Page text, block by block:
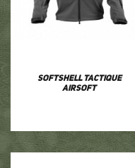
Softshell tactique
airsoft